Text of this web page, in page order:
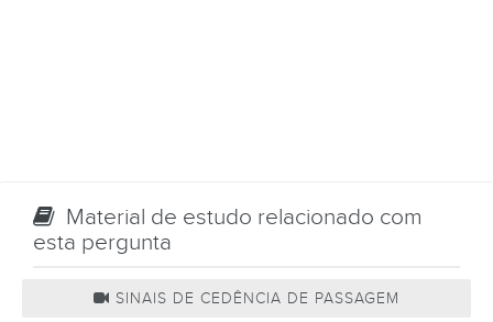
Material de estudo relacionado com
esta pergunta
SINAIS DE CEDÊNCIA DE PASSAGEM